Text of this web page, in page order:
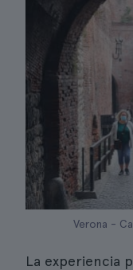
Verona -
La experiencia